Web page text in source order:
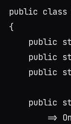
public class
{
public
public
public
public
=>